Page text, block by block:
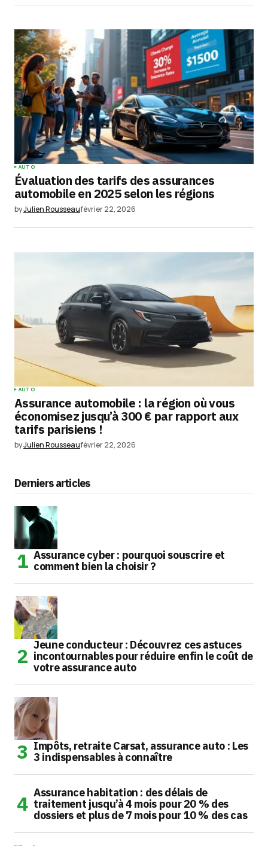
AUTO
Évaluation des tarifs des assurances
automobile en 2025 selon les régions
byJulien Rousseaufévrier 22, 2026
AUTO
Assurance automobile : la région où vous
économisez jusqu’à 300 € par rapport aux
tarifs parisiens !
byJulien Rousseaufévrier 22, 2026
Derniers articles
Assurance cyber : pourquoi souscrire et
comment bien la choisir ?
Jeune conducteur : Découvrez ces astuces
incontournables pour réduire enfin le coût de
votre assurance auto
Impôts, retraite Carsat, assurance auto : Les
3 indispensables à connaître
Assurance habitation : des délais de
traitement jusqu’à 4 mois pour 20 % des
dossiers et plus de 7 mois pour 10 % des cas